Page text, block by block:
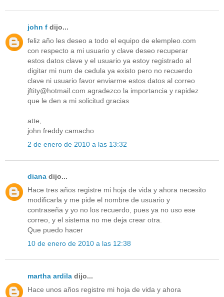
john f dijo...
feliz año les deseo a todo el equipo de elempleo.com
con respecto a mi usuario y clave deseo recuperar
estos datos clave y el usuario ya estoy registrado al
digitar mi num de cedula ya existo pero no recuerdo
clave ni usuario favor enviarme estos datos al correo
jftity@hotmail.com agradezco la importancia y rapidez
que le den a mi solicitud gracias
atte,
john freddy camacho
2 de enero de 2010 a las 13:32
diana dijo...
Hace tres años registre mi hoja de vida y ahora necesito
modificarla y me pide el nombre de usuario y
contraseña y yo no los recuerdo, pues ya no uso ese
correo, y el sistema no me deja crear otra.
Que puedo hacer
10 de enero de 2010 a las 12:38
martha ardila dijo...
Hace unos años registre mi hoja de vida y ahora